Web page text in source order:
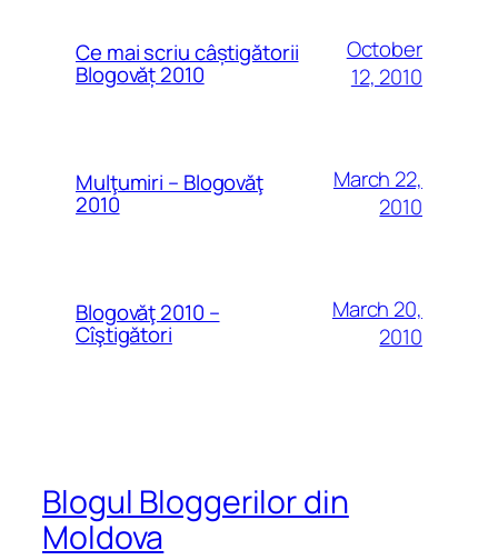
Ce mai scriu câștigătorii
Blogovăț 2010
October
12, 2010
Mulţumiri – Blogovăţ
2010
March 22,
2010
Blogovăţ 2010 –
Cîştigători
March 20,
2010
Blogul Bloggerilor din
Moldova